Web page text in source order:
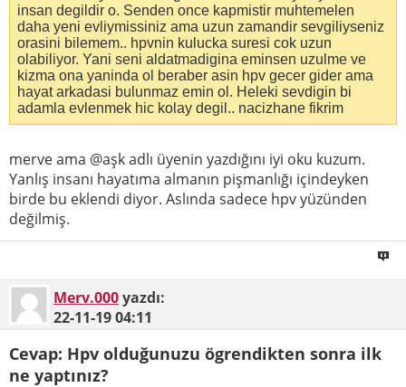
insan degildir o. Senden once kapmistir muhtemelen
daha yeni evliymissiniz ama uzun zamandir sevgiliyseniz
orasini bilemem.. hpvnin kulucka suresi cok uzun
olabiliyor. Yani seni aldatmadigina eminsen uzulme ve
kizma ona yaninda ol beraber asin hpv gecer gider ama
hayat arkadasi bulunmaz emin ol. Heleki sevdigin bi
adamla evlenmek hic kolay degil.. nacizhane fikrim
merve ama @aşk adlı üyenin yazdığını iyi oku kuzum.
Yanlış insanı hayatıma almanın pişmanlığı içindeyken
birde bu eklendi diyor. Aslında sadece hpv yüzünden
değilmiş.
Merv.000yazdı:
22-11-1904:11
Cevap: Hpv olduğunuzu ögrendikten sonra ilk
ne yaptınız?